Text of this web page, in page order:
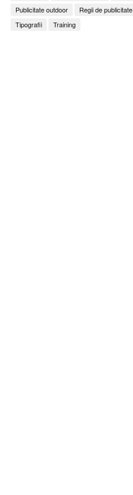
Publicitate outdoor
Regii de publicitate
Tipografii
Training